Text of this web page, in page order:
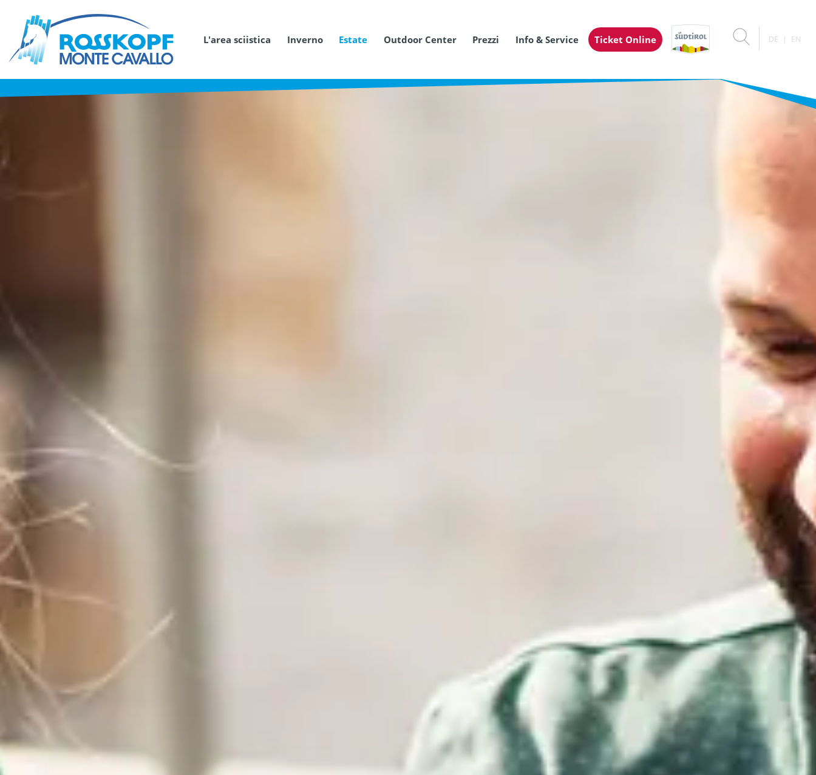
L'area sciistica Inverno Estate Outdoor Center Prezzi Info & Service Ticket Online DE EN